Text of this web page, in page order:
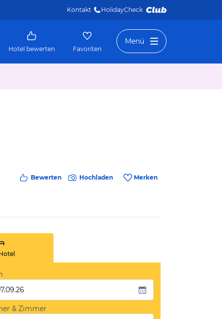
Kontakt HolidayCheck
Hotel bewerten Favoriten
Menü
Bewerten Hochladen Merken
& Zimmer